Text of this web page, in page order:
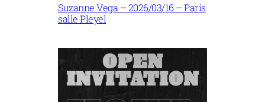
Suzanne Vega – 2026/03/16 – Paris
salle Pleyel